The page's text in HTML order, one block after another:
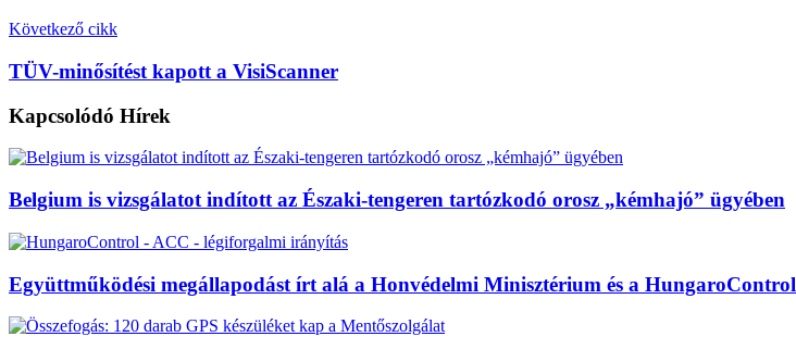
Következő cikk
TÜV-minősítést kapott a VisiScanner
Kapcsolódó Hírek
Belgium is vizsgálatot indított az Északi-tengeren tartózkodó orosz „kémhajó” ügyében
Együttműködési megállapodást írt alá a Honvédelmi Minisztérium és a HungaroControl